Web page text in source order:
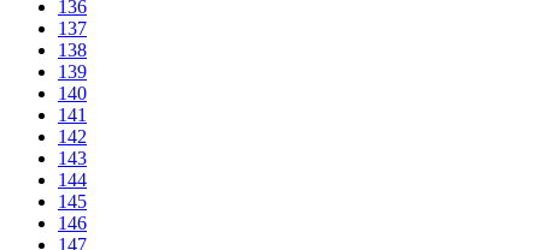
136
137
138
139
140
141
142
143
144
145
146
147